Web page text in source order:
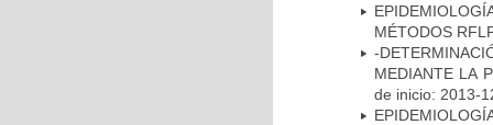
MÉTODOS
-
MEDIANTE LA
de inicio: 2013-